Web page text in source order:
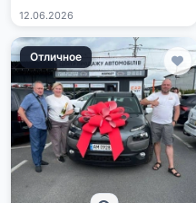
12.06.2026
Отличное